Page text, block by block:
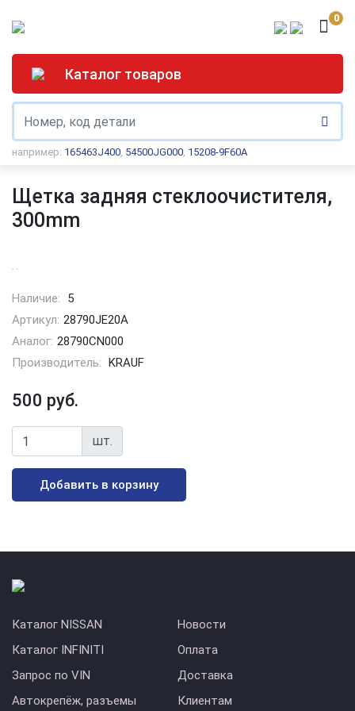
0
Каталог товаров
например: 165463J400, 54500JG000, 15208-9F60A
Щетка задняя стеклоочистителя,
300mm
Наличие:
5
Артикул: 28790JE20A
Аналог: 28790CN000
Производитель: KRAUF
500 руб.
шт.
Добавить в корзину
Каталог NISSAN
Каталог INFINITI
Запрос по VIN
Автокрепёж, разъемы
Новости
Оплата
Доставка
Клиентам